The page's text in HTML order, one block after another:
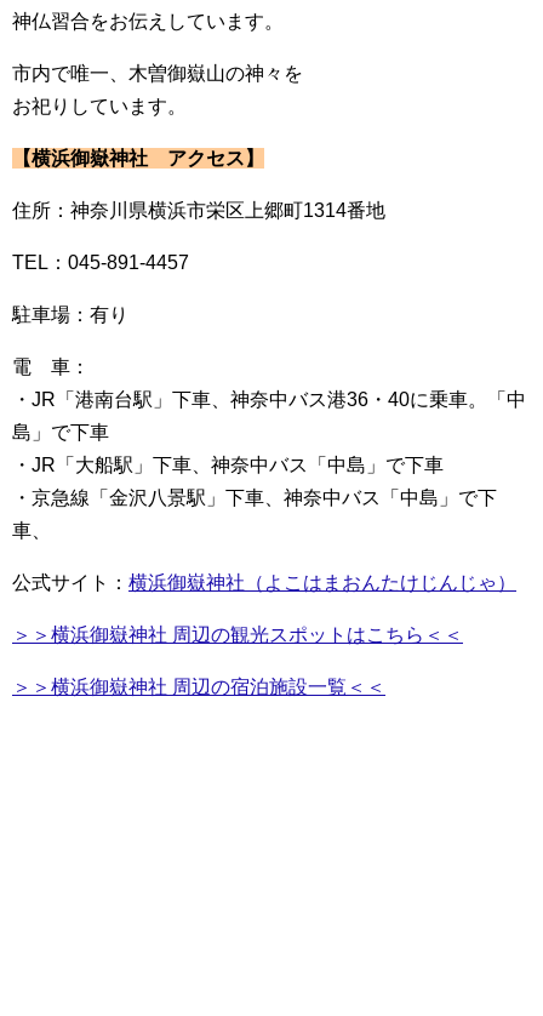
神仏習合をお伝えしています。
市内で唯一、木曽御嶽山の神々を
お祀りしています。
【横浜御嶽神社 アクセス】
住所：神奈川県横浜市栄区上郷町1314番地
TEL：045-891-4457
駐車場：有り
電 車：
・JR「港南台駅」下車、神奈中バス港36・40に乗車。「中
島」で下車
・JR「大船駅」下車、神奈中バス「中島」で下車
・京急線「金沢八景駅」下車、神奈中バス「中島」で下
車、
公式サイト： 横浜御嶽神社（よこはまおんたけじんじゃ）
＞＞横浜御嶽神社 周辺の観光スポットはこちら＜＜
＞＞横浜御嶽神社 周辺の宿泊施設一覧＜＜